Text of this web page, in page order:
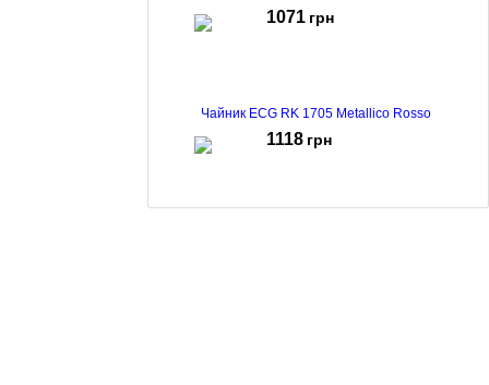
1071 грн
Чайник ECG RK 1705 Metallico Rosso
1118 грн